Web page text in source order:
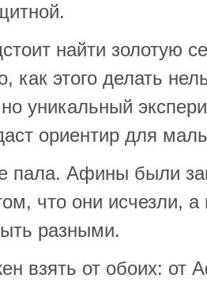
найти золотую
как этого делать
уникальный
ориентир для
пала. Афины были
что они исчезли,
разными.
взять от обоих: от